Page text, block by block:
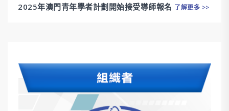
2025年澳門青年學者計劃開始接受導師報名 了解更多 >>